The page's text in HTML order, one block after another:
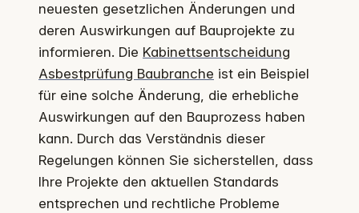
neuesten gesetzlichen Änderungen und
deren Auswirkungen auf Bauprojekte zu
informieren. Die Kabinettsentscheidung
Asbestprüfung Baubranche ist ein Beispiel
für eine solche Änderung, die erhebliche
Auswirkungen auf den Bauprozess haben
kann. Durch das Verständnis dieser
Regelungen können Sie sicherstellen, dass
Ihre Projekte den aktuellen Standards
entsprechen und rechtliche Probleme